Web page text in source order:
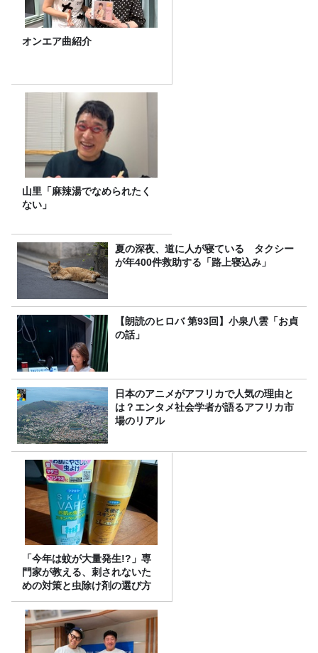
オンエア曲紹介
山里「麻辣湯でなめられたく
ない」
夏の深夜、道に人が寝ている タクシー
が年400件救助する「路上寝込み」
【朗読のヒロバ 第93回】小泉八雲「お貞
の話」
日本のアニメがアフリカで人気の理由と
は？エンタメ社会学者が語るアフリカ市
場のリアル
「今年は蚊が大量発生!?」専
門家が教える、刺されないた
めの対策と虫除け剤の選び方